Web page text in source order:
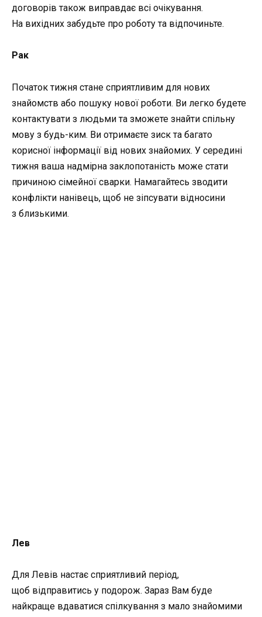
договорів також виправдає всі очікування.
На вихідних забудьте про роботу та відпочиньте.
Рак
Початок тижня стане сприятливим для нових
знайомств або пошуку нової роботи. Ви легко будете
контактувати з людьми та зможете знайти спільну
мову з будь-ким. Ви отримаєте зиск та багато
корисної інформації від нових знайомих. У середині
тижня ваша надмірна заклопотаність може стати
причиною сімейної сварки. Намагайтесь зводити
конфлікти нанівець, щоб не зіпсувати відносини
з близькими.
Лев
Для Левів настає сприятливий період,
щоб відправитись у подорож. Зараз Вам буде
найкраще вдаватися спілкування з мало знайомими